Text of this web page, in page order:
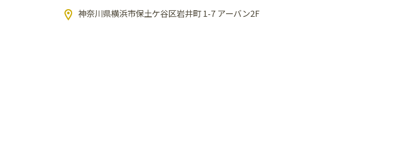
神奈川県横浜市保土ケ谷区岩井町 1-7 アーバン2F